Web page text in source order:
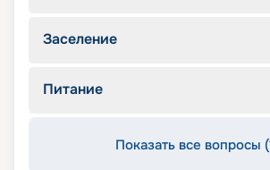
Заселение
Питание
Показать все вопросы